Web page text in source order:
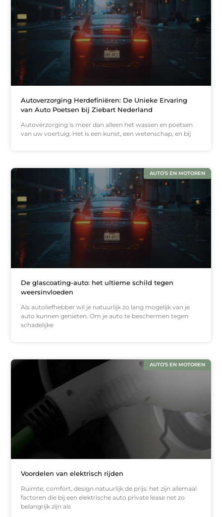
Autoverzorging Herdefiniëren: De Unieke Ervaring
van Auto Poetsen bij Ziebart Nederland
Autoverzorging is meer dan alleen het wassen en poetsen
van uw voertuig. Het is een kunst, een wetenschap, en bij
AUTO’S EN MOTOREN
De glascoating-auto: het ultieme schild tegen
weersinvloeden
Als autoliefhebber wil je natuurlijk zo lang mogelijk van je
auto kunnen genieten. Om je auto te beschermen tegen
schadelijke
AUTO’S EN MOTOREN
Voordelen van elektrisch rijden
Ruimte, comfort, design natuurlijk de prijs: het zijn allemaal
factoren die bij een elektrische auto private lease net zo
belangrijk zijn als